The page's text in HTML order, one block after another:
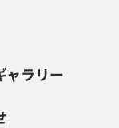
ャラリー